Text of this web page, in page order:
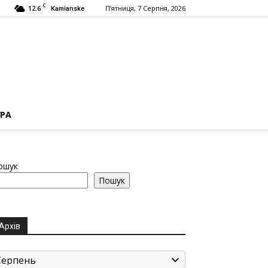
12.6 C Kamianske П’ятниця, 7 Серпня, 2026
Пошук